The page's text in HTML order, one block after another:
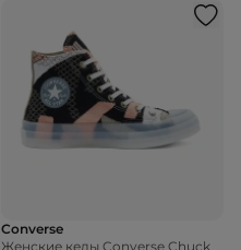
Converse
Женские кеды Converse Chuck